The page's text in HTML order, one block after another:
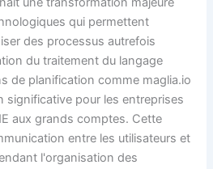
qui permettent
des processus autrefois
du traitement du langage
de planification comme maglia.io
significative pour les entreprises
aux grands comptes. Cette
entre les utilisateurs et
l'organisation des